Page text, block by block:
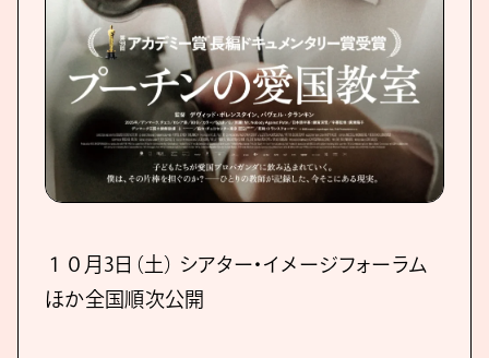
１０月3日（土） シアター・イメージフォーラム
ほか全国順次公開